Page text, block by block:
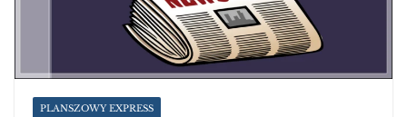
PLANSZOWY EXPRESS